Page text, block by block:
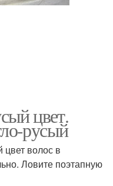
цвет.
русый
цвет волос в
Ловите поэтапную